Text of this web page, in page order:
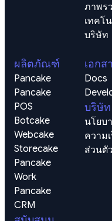
ภาพร
เทคโ
บริษัท
ผลิตภัณฑ์
Pancake
Pancake
POS
Botcake
Webcake
Storecake
Pancake
Work
Pancake
CRM
เอกส
Docs
บริษัท
นโยบ
ความ
ส่วนตัว